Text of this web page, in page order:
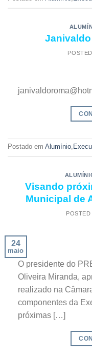
Postado em Alumínio,
Visando
Municipal de
POSTED
24
maio
O presidente do
Oliveira Miranda,
realizado na
componentes da
próximas […]